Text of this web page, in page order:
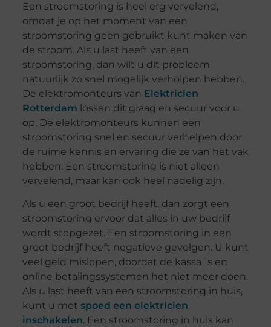
Een stroomstoring is heel erg vervelend,
omdat je op het moment van een
stroomstoring geen gebruikt kunt maken van
de stroom. Als u last heeft van een
stroomstoring, dan wilt u dit probleem
natuurlijk zo snel mogelijk verholpen hebben.
De elektromonteurs van Elektricien
Rotterdam lossen dit graag en secuur voor u
op. De elektromonteurs kunnen een
stroomstoring snel en secuur verhelpen door
de ruime kennis en ervaring die ze van het vak
hebben. Een stroomstoring is niet alleen
vervelend, maar kan ook heel nadelig zijn.
Als u een groot bedrijf heeft, dan zorgt een
stroomstoring ervoor dat alles in uw bedrijf
wordt stopgezet. Een stroomstoring in een
groot bedrijf heeft negatieve gevolgen. U kunt
veel geld mislopen, doordat de kassa´s en
online betalingssystemen het niet meer doen.
Als u last heeft van een stroomstoring in huis,
kunt u met spoed een elektricien
inschakelen. Een stroomstoring in huis kan